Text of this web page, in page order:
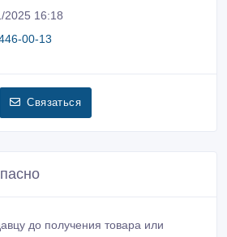
2025 16:18
00-13
Связаться
до получения товара или